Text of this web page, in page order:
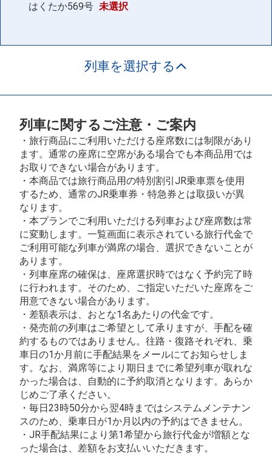
はくたか569号 未選択
列車を選択する
列車に関するご注意・ご案内
・旅行商品にご利用いただける座席数には制限があり
ます。通常の座席に空席がある場合でも本商品用では
お取りできない場合があります。
・本商品では旅行商品用の特別割引JR乗車票を使用
するため、通常のJR乗車券・特急券とは取扱いが異
なります。
・本プランでご利用いただける列車および座席数は常
に変動します。一覧画面に表示されている旅行代金で
ご利用可能な列車が満席の場合、選択できないことが
あります。
・列車座席の確保は、座席選択時ではなく予約完了時
に行われます。そのため、ご指定いただいた座席をご
用意できない場合があります。
・差額表示は、おとな1名あたりの代金です。
・発売前の列車はご希望として承りますが、手配を確
約するものではありません。往路・復路それぞれ、乗
車日の1か月前に手配結果をメールにてお知らせしま
す。なお、満席等により期日までに希望列車が取れな
かった場合は、自動的に予約取消となります。あらか
じめご了承ください。
・毎日23時50分から翌4時まではシステムメンテナン
スのため、乗車日が1か月以内の予約はできません。
・JR手配結果により第1希望から旅行代金が増額とな
った場合は、差額をお支払いいただきます。